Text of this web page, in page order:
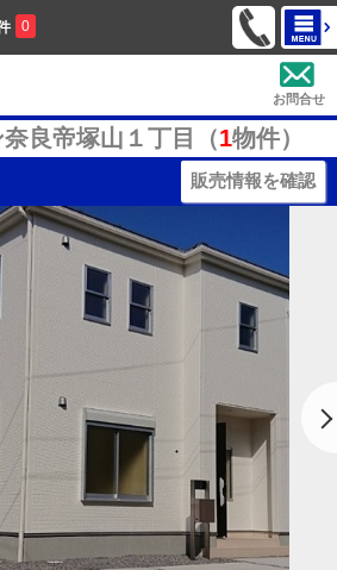
0
お問合せ
良帝塚山１丁目（1物件）
販売情報を確認